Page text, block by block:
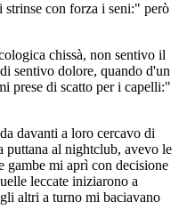
con forza i seni:" però
chissà, non sentivo il
sentivo dolore, quando d'un
prese di scatto per i capelli:"
davanti a loro cercavo di
puttana al nightclub, avevo le
gambe mi aprì con decisione
leccate iniziarono a
altri a turno mi baciavano